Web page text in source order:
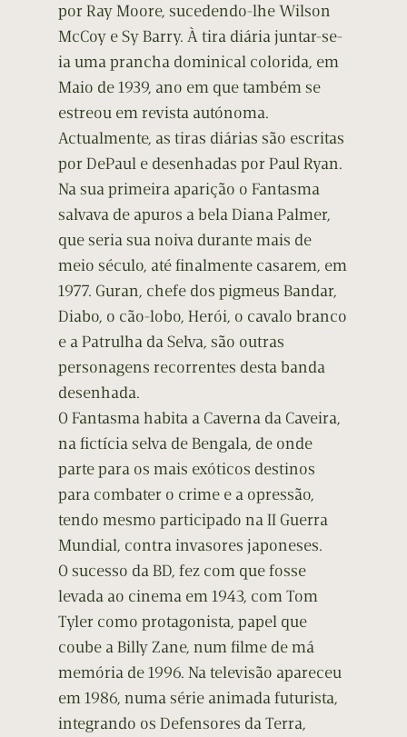
por Ray Moore, sucedendo-lhe Wilson
McCoy e Sy Barry. À tira diária juntar-se-
ia uma prancha dominical colorida, em
Maio de 1939, ano em que também se
estreou em revista autónoma.
Actualmente, as tiras diárias são escritas
por DePaul e desenhadas por Paul Ryan.
Na sua primeira aparição o Fantasma
salvava de apuros a bela Diana Palmer,
que seria sua noiva durante mais de
meio século, até finalmente casarem, em
1977. Guran, chefe dos pigmeus Bandar,
Diabo, o cão-lobo, Herói, o cavalo branco
e a Patrulha da Selva, são outras
personagens recorrentes desta banda
desenhada.
O Fantasma habita a Caverna da Caveira,
na fictícia selva de Bengala, de onde
parte para os mais exóticos destinos
para combater o crime e a opressão,
tendo mesmo participado na II Guerra
Mundial, contra invasores japoneses.
O sucesso da BD, fez com que fosse
levada ao cinema em 1943, com Tom
Tyler como protagonista, papel que
coube a Billy Zane, num filme de má
memória de 1996. Na televisão apareceu
em 1986, numa série animada futurista,
integrando os Defensores da Terra,